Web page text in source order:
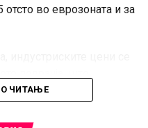
отсто во еврозоната и за
не било присутно во
ЧИТАЊЕ